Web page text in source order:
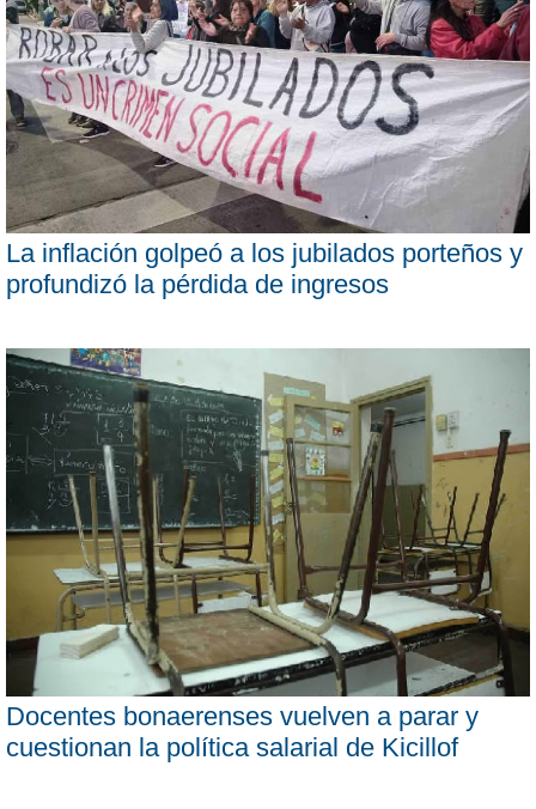
La inflación golpeó a los jubilados porteños y
profundizó la pérdida de ingresos
Docentes bonaerenses vuelven a parar y
cuestionan la política salarial de Kicillof